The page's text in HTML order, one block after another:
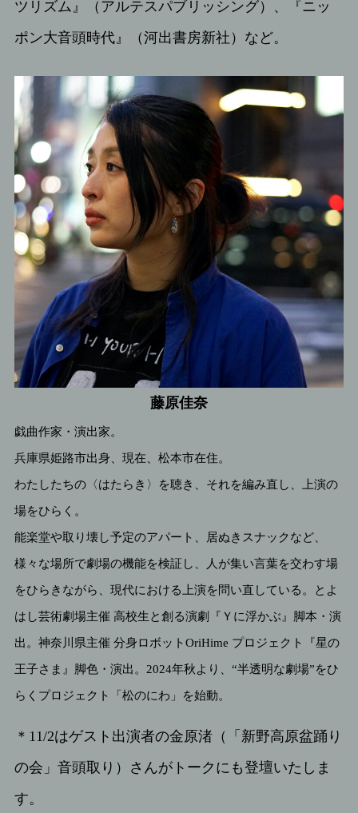
ツリズム』（アルテスパブリッシング）、『ニッ
ポン大音頭時代』（河出書房新社）など。
藤原佳奈
戯曲作家・演出家。
兵庫県姫路市出身、現在、松本市在住。
わたしたちの〈はたらき〉を聴き、それを編み直し、上演の
場をひらく。
能楽堂や取り壊し予定のアパート、居ぬきスナックなど、
様々な場所で劇場の機能を検証し、人が集い言葉を交わす場
をひらきながら、現代における上演を問い直している。とよ
はし芸術劇場主催 ⾼校⽣と創る演劇『Ｙに浮かぶ』脚本・演
出。神奈川県主催 分⾝ロボットOriHime プロジェクト『星の
王⼦さま』脚⾊・演出。2024年秋より、“半透明な劇場”をひ
らくプロジェクト「松のにわ」を始動。
＊11/2はゲスト出演者の金原渚（「新野高原盆踊り
の会」音頭取り）さんがトークにも登壇いたしま
す。